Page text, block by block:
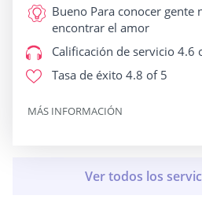
Bueno Para conocer gente
encontrar el amor
Calificación de servicio 4.6
Tasa de éxito 4.8 of 5
MÁS INFORMACIÓN